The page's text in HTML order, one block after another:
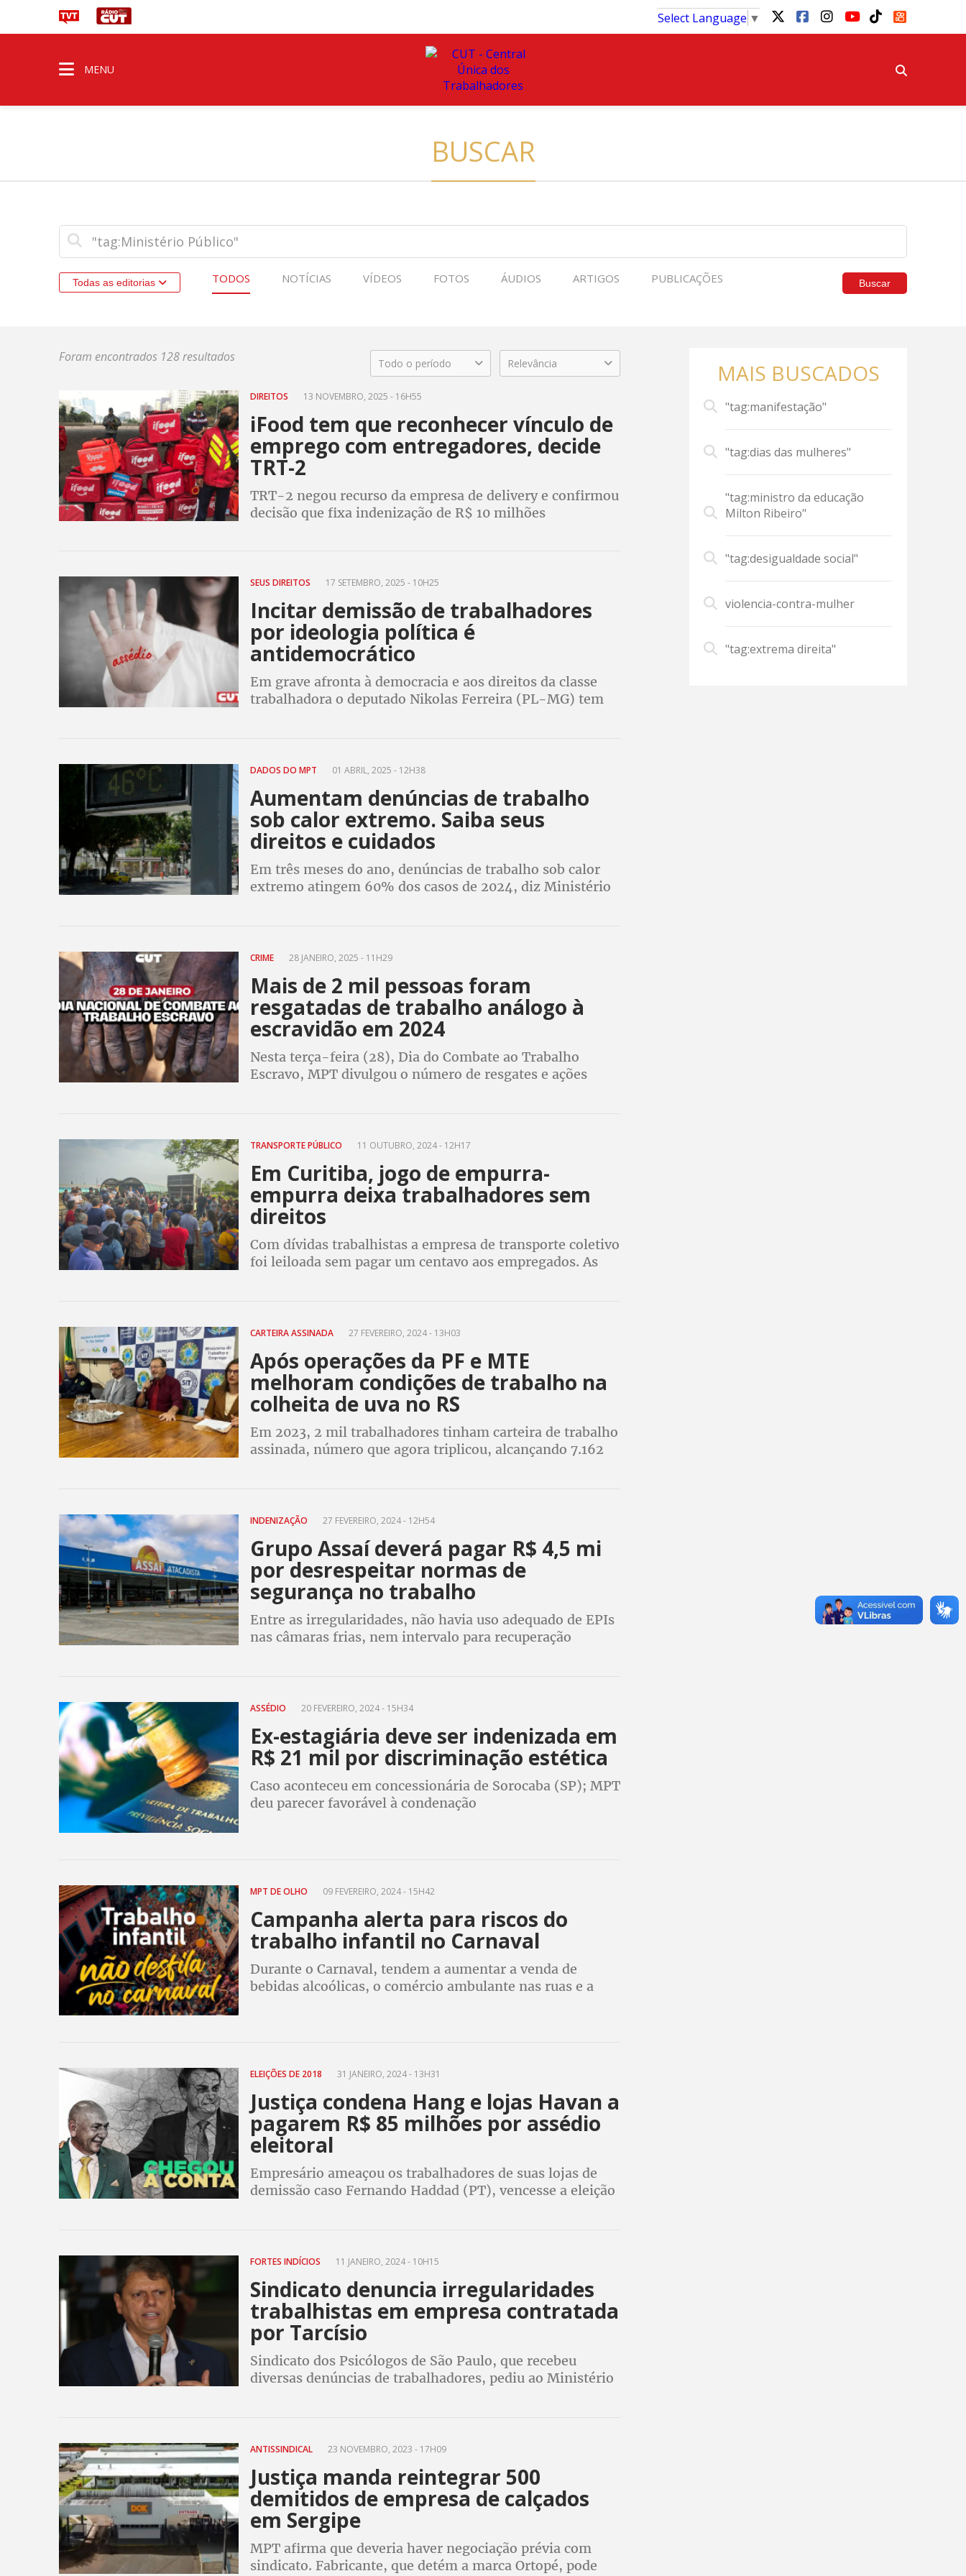
Select Language ▼
MENU
BUSCAR
Todas as editorias TODOS NOTÍCIAS VÍDEOS FOTOS ÁUDIOS ARTIGOS PUBLICAÇÕES Buscar
Foram encontrados 128 resultados Todo o período Relevância
DIREITOS 13 NOVEMBRO, 2025 - 16H55
iFood tem que reconhecer vínculo de
emprego com entregadores, decide
TRT-2
TRT-2 negou recurso da empresa de delivery e confirmou
decisão que fixa indenização de R$ 10 milhões
SEUS DIREITOS 17 SETEMBRO, 2025 - 10H25
Incitar demissão de trabalhadores
por ideologia política é
antidemocrático
Em grave afronta à democracia e aos direitos da classe
trabalhadora o deputado Nikolas Ferreira (PL-MG) tem
DADOS DO MPT 01 ABRIL, 2025 - 12H38
Aumentam denúncias de trabalho
sob calor extremo. Saiba seus
direitos e cuidados
Em três meses do ano, denúncias de trabalho sob calor
extremo atingem 60% dos casos de 2024, diz Ministério
CRIME 28 JANEIRO, 2025 - 11H29
Mais de 2 mil pessoas foram
resgatadas de trabalho análogo à
escravidão em 2024
Nesta terça-feira (28), Dia do Combate ao Trabalho
Escravo, MPT divulgou o número de resgates e ações
TRANSPORTE PÚBLICO 11 OUTUBRO, 2024 - 12H17
Em Curitiba, jogo de empurra-
empurra deixa trabalhadores sem
direitos
Com dívidas trabalhistas a empresa de transporte coletivo
foi leiloada sem pagar um centavo aos empregados. As
CARTEIRA ASSINADA 27 FEVEREIRO, 2024 - 13H03
Após operações da PF e MTE
melhoram condições de trabalho na
colheita de uva no RS
Em 2023, 2 mil trabalhadores tinham carteira de trabalho
assinada, número que agora triplicou, alcançando 7.162
INDENIZAÇÃO 27 FEVEREIRO, 2024 - 12H54
Grupo Assaí deverá pagar R$ 4,5 mi
por desrespeitar normas de
segurança no trabalho
Entre as irregularidades, não havia uso adequado de EPIs
nas câmaras frias, nem intervalo para recuperação
ASSÉDIO 20 FEVEREIRO, 2024 - 15H34
Ex-estagiária deve ser indenizada em
R$ 21 mil por discriminação estética
Caso aconteceu em concessionária de Sorocaba (SP); MPT
deu parecer favorável à condenação
MPT DE OLHO 09 FEVEREIRO, 2024 - 15H42
Campanha alerta para riscos do
trabalho infantil no Carnaval
Durante o Carnaval, tendem a aumentar a venda de
bebidas alcoólicas, o comércio ambulante nas ruas e a
ELEIÇÕES DE 2018 31 JANEIRO, 2024 - 13H31
Justiça condena Hang e lojas Havan a
pagarem R$ 85 milhões por assédio
eleitoral
Empresário ameaçou os trabalhadores de suas lojas de
demissão caso Fernando Haddad (PT), vencesse a eleição
FORTES INDÍCIOS 11 JANEIRO, 2024 - 10H15
Sindicato denuncia irregularidades
trabalhistas em empresa contratada
por Tarcísio
Sindicato dos Psicólogos de São Paulo, que recebeu
diversas denúncias de trabalhadores, pediu ao Ministério
ANTISSINDICAL 23 NOVEMBRO, 2023 - 17H09
Justiça manda reintegrar 500
demitidos de empresa de calçados
em Sergipe
MPT afirma que deveria haver negociação prévia com
sindicato. Fabricante, que detém a marca Ortopé, pode
MAIS BUSCADOS
"tag:manifestação"
"tag:dias das mulheres"
"tag:ministro da educação
Milton Ribeiro"
"tag:desigualdade social"
violencia-contra-mulher
"tag:extrema direita"